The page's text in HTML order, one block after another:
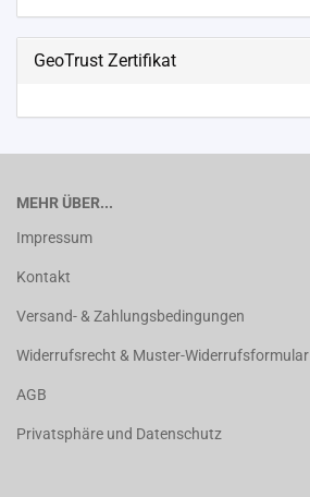
GeoTrust Zertifikat
MEHR ÜBER...
Impressum
Kontakt
Versand- & Zahlungsbedingungen
Widerrufsrecht & Muster-Widerrufsformular
AGB
Privatsphäre und Datenschutz